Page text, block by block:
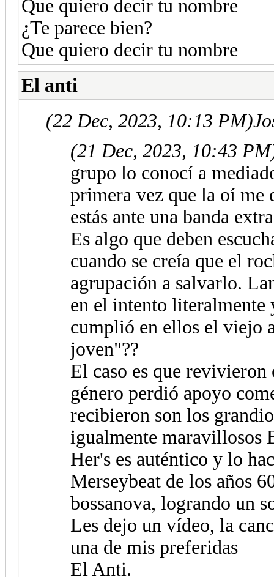
Que quiero decir tu nombre
¿Te parece bien?
Que quiero decir tu nombre
El anti
(22 Dec, 2023, 10:13 PM)
(21 Dec, 2023, 10:43
grupo lo conocí a
primera vez que la oí
estás ante una banda
Es algo que deben
cuando se creía que el
agrupación a salvarlo.
en el intento literalmente
cumplió en ellos el viejo
joven"??
El caso es que revivieron
género perdió apoyo
recibieron son los
igualmente maravillosos
Her's es auténtico y lo
Merseybeat de los años
bossanova, logrando un
Les dejo un vídeo, la
una de mis preferidas
El Anti.